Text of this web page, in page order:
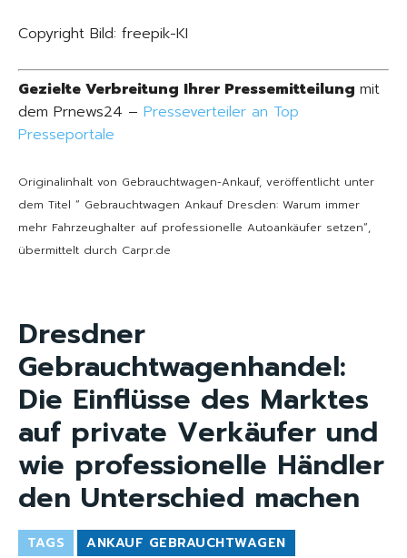
Copyright Bild: freepik-KI
Gezielte Verbreitung Ihrer Pressemitteilung mit
dem Prnews24 – Presseverteiler an Top
Presseportale
Originalinhalt von Gebrauchtwagen-Ankauf, veröffentlicht unter
dem Titel “ Gebrauchtwagen Ankauf Dresden: Warum immer
mehr Fahrzeughalter auf professionelle Autoankäufer setzen“,
übermittelt durch Carpr.de
Dresdner
Gebrauchtwagenhandel:
Die Einflüsse des Marktes
auf private Verkäufer und
wie professionelle Händler
den Unterschied machen
TAGS ANKAUF GEBRAUCHTWAGEN